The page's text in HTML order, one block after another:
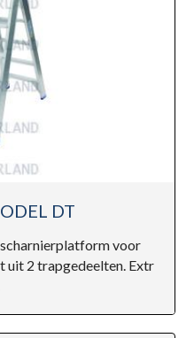
DT
voor
uit 2 trapgedeelten. Extr